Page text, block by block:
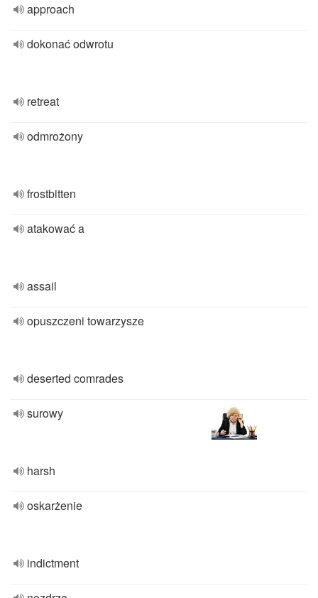
approach
dokonać odwrotu
retreat
odmrożony
frostbitten
atakować a
assail
opuszczeni towarzysze
deserted comrades
surowy
harsh
oskarżenie
indictment